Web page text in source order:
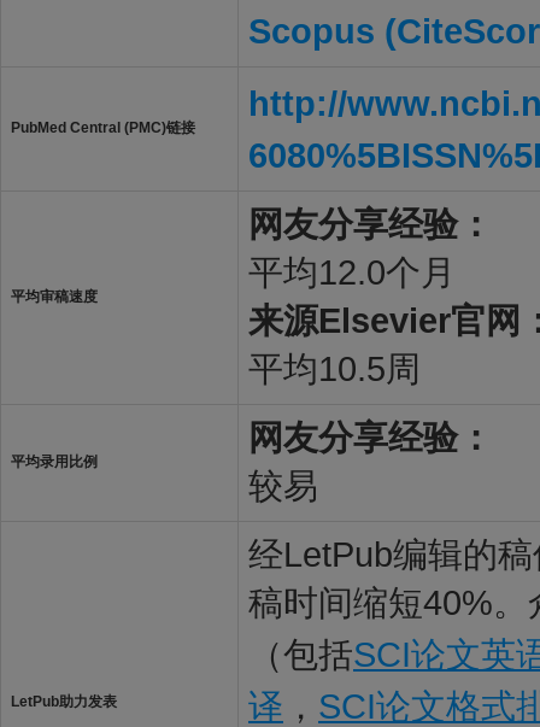
Scopus
PubMed Central (PMC)链接
http://
平均审稿速度
网友分享经验：
平均12.0个月
来源Elsevier官网
平均10.5周
平均录用比例
网友分享经验：
较易
LetPub助力发表
经LetPub编辑的
稿时间缩短40%
（包括SCI论文英
译 ， SCI论文格式